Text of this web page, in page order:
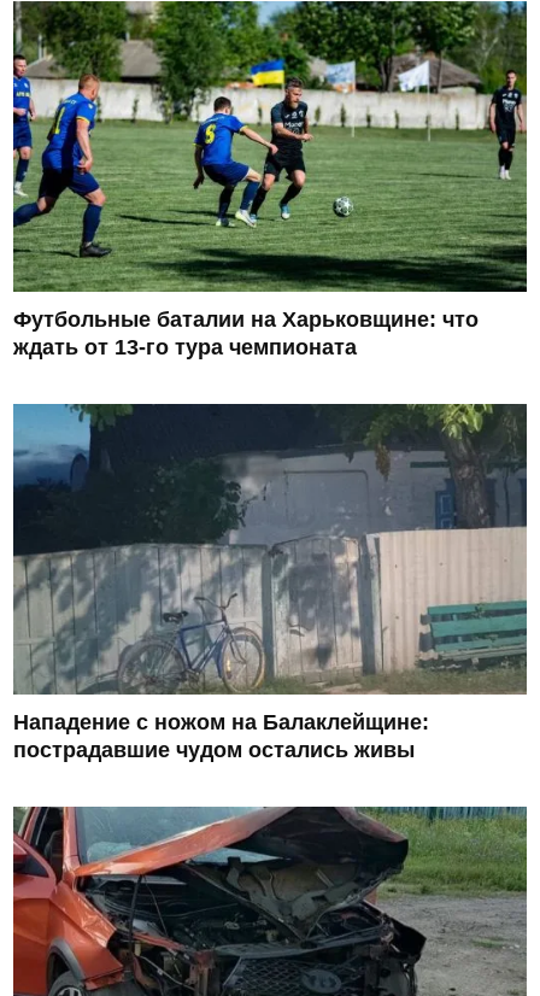
Футбольные баталии на Харьковщине: что
ждать от 13-го тура чемпионата
Нападение с ножом на Балаклейщине:
пострадавшие чудом остались живы